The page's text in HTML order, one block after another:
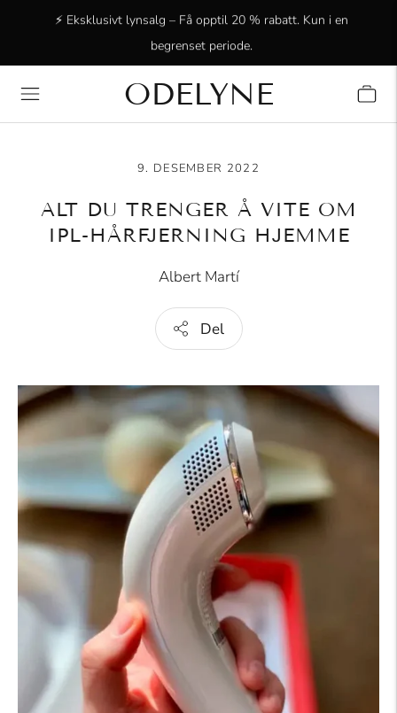
✨ +15 000 strålende kunder! Takk for at dere er med oss!
⚡ Eksklusivt lynsalg – Få opptil 20 % rabatt. Kun i en
begrenset periode.
ODELYNE
9. DESEMBER 2022
ALT DU TRENGER Å VITE OM
IPL-HÅRFJERNING HJEMME
Albert Martí
Del